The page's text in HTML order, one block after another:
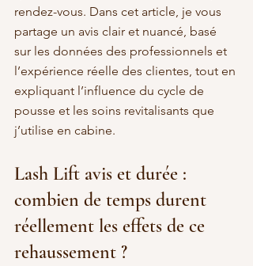
rendez-vous. Dans cet article, je vous
partage un avis clair et nuancé, basé
sur les données des professionnels et
l’expérience réelle des clientes, tout en
expliquant l’influence du cycle de
pousse et les soins revitalisants que
j’utilise en cabine.
Lash Lift avis et durée :
combien de temps durent
réellement les effets de ce
rehaussement ?